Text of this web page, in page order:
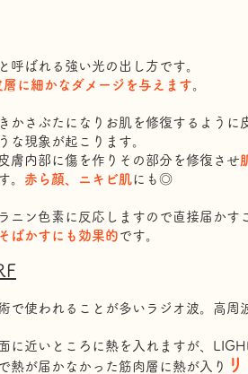
呼ばれる強い光の出し方です。
層に細かなダメージを与えます。
かさぶたになりお肌を修復するように
な現象が起こります。
膚内部に傷を作りその部分を修復させ
。 赤ら顔、ニキビ肌にも◎
ニン色素に反応しますので直接届かす
ばかすにも効果的 です。
で使われることが多いラジオ波。高
に近いところに熱を入れますが、
熱が届かなかった筋肉層に熱が入り